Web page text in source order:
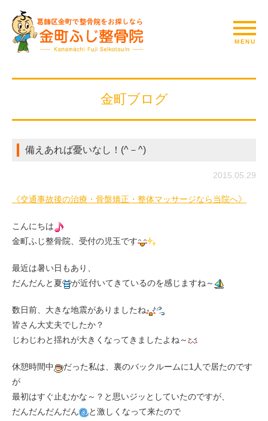
金町ブログ
備えあれば憂いなし！(^－^)
2015.05.29
《交通事故後の治療・骨盤矯正・整体マッサージなら当院へ》
こんにちは
金町ふじ整骨院、受付の児玉です
最近は暑い日もあり、
だんだんと夏
が近付いてきているのを感じますね～
数日前、大きな地震がありましたね
皆さん大丈夫でしたか？
じわじわと揺れが大きくなってきましたよね～
休憩時間中
だった私は、裏のバックルームに1人で居たのです
が
最初はすぐ止むかな～？と思いジッとしていたのですが、
だんだんだんだん
と激しくなって来たので